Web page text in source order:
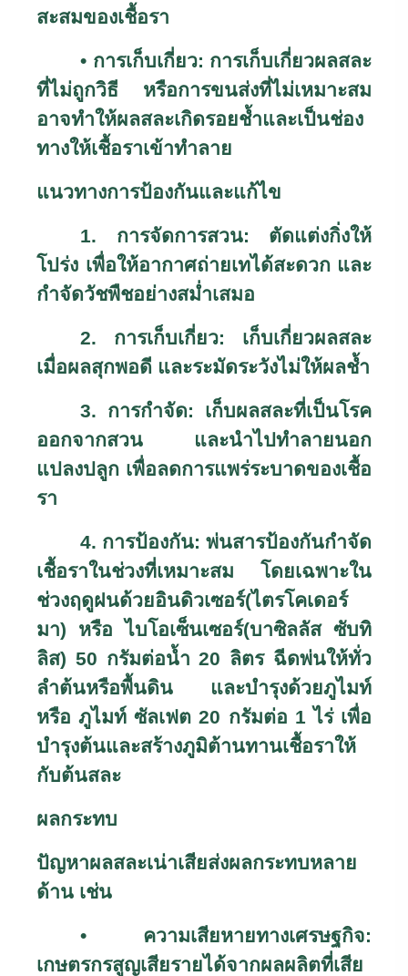
สะสมของเชื้อรา
• การเก็บเกี่ยว: การเก็บเกี่ยวผลสละ
ที่ไม่ถูกวิธี หรือการขนส่งที่ไม่เหมาะสม
อาจทำให้ผลสละเกิดรอยช้ำและเป็นช่อง
ทางให้เชื้อราเข้าทำลาย
แนวทางการป้องกันและแก้ไข
1. การจัดการสวน: ตัดแต่งกิ่งให้
โปร่ง เพื่อให้อากาศถ่ายเทได้สะดวก และ
กำจัดวัชพืชอย่างสม่ำเสมอ
2. การเก็บเกี่ยว: เก็บเกี่ยวผลสละ
เมื่อผลสุกพอดี และระมัดระวังไม่ให้ผลช้ำ
3. การกำจัด: เก็บผลสละที่เป็นโรค
ออกจากสวน และนำไปทำลายนอก
แปลงปลูก เพื่อลดการแพร่ระบาดของเชื้อ
รา
4. การป้องกัน: พ่นสารป้องกันกำจัด
เชื้อราในช่วงที่เหมาะสม โดยเฉพาะใน
ช่วงฤดูฝนด้วยอินดิวเซอร์(ไตรโคเดอร์
มา) หรือ ไบโอเซ็นเซอร์(บาซิลลัส ซับทิ
ลิส) 50 กรัมต่อน้ำ20 ลิตร ฉีดพ่นให้ทั่ว
ลำต้นหรือพื้นดิน และบำรุงด้วยภูไมท์
หรือ ภูไมท์ ซัลเฟต20 กรัมต่อ 1ไร่ เพื่อ
บำรุงต้นและสร้างภูมิต้านทานเชื้อราให้
กับต้นสละ
ผลกระทบ
ปัญหาผลสละเน่าเสียส่งผลกระทบหลาย
ด้าน เช่น
• ความเสียหายทางเศรษฐกิจ:
เกษตรกรสูญเสียรายได้จากผลผลิตที่เสีย